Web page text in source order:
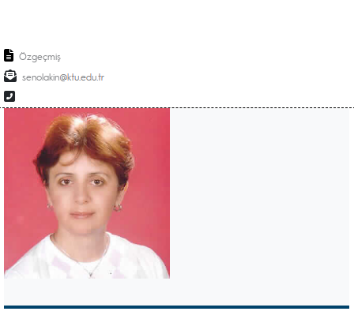
Özgeçmiş
senolakin